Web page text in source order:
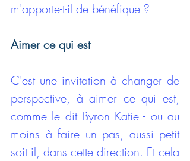
m'apporte-t-il de bénéfique ?
Aimer ce qui est
C'est une invitation à changer de
perspective, à aimer ce qui est,
comme le dit Byron Katie - ou au
moins à faire un pas, aussi petit
soit il, dans cette direction. Et cela